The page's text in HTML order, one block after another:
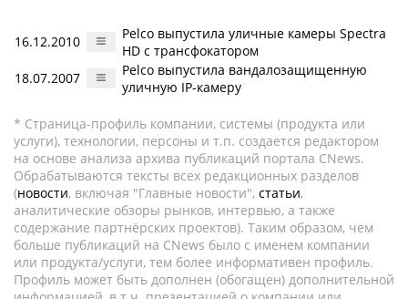
16.12.2010
Pelco выпустила уличные камеры Spectra
HD с трансфокатором
18.07.2007
Pelco выпустила вандалозащищенную
уличную IP-камеру
* Страница-профиль компании, системы (продукта или
услуги), технологии, персоны и т.п. создается редактором
на основе анализа архива публикаций портала CNews.
Обрабатываются тексты всех редакционных разделов
(новости, включая "Главные новости", статьи,
аналитические обзоры рынков, интервью, а также
содержание партнёрских проектов). Таким образом, чем
больше публикаций на CNews было с именем компании
или продукта/услуги, тем более информативен профиль.
Профиль может быть дополнен (обогащен) дополнительной